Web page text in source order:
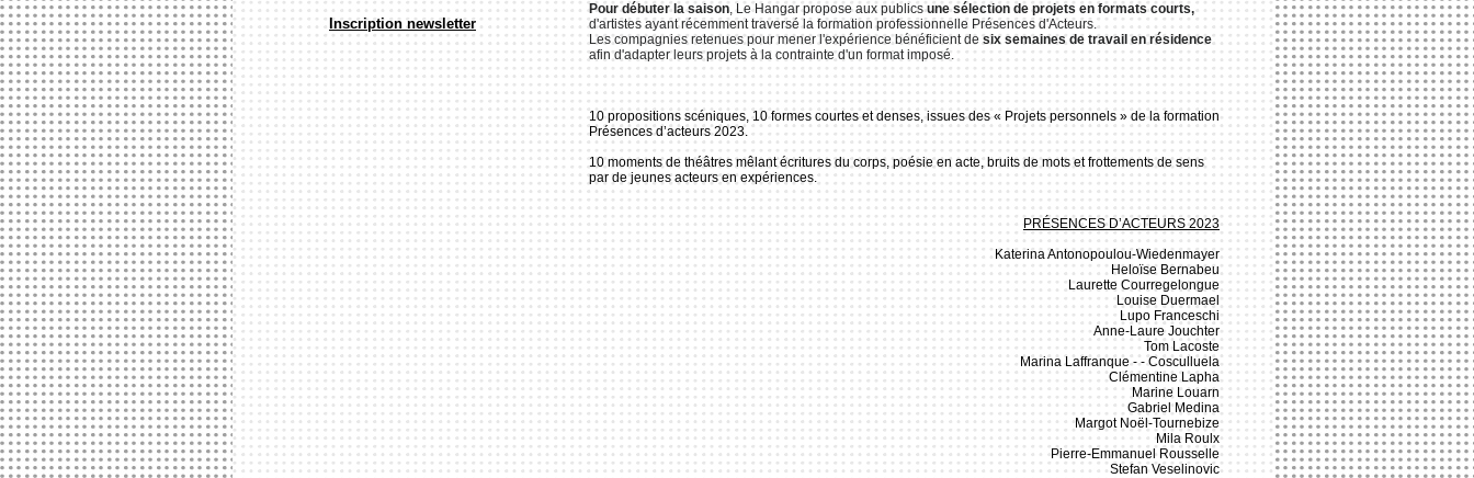
Inscription newsletter
Pour débuter la saison, Le Hangar propose aux publicsune sélection de projets en formats courts,
d'artistes ayant récemment traversé la formation professionnelle Présences d'Acteurs.
Les compagnies retenues pour mener l'expérience bénéficient desix semaines de travail en résidence
afin d'adapter leurs projets à la contrainte d'un format imposé.
10 propositions scéniques, 10 formes courtes et denses, issues des « Projets personnels » de la formation
Présences d’acteurs 2023.
10 moments de théâtres mêlant écritures du corps, poésie en acte, bruits de mots et frottements de sens
par de jeunes acteurs en expériences.
PRÉSENCES D’ACTEURS 2023
KaterinaAntonopoulou-Wiedenmayer
Heloïse Bernabeu
Laurette Courregelongue
Louise Duermael
Lupo Franceschi
Anne-Laure Jouchter
Tom Lacoste
Marina Laffranque - - Cosculluela
Clémentine Lapha
Marine Louarn
Gabriel Medina
Margot Noël-Tournebize
Mila Roulx
Pierre-Emmanuel Rousselle
Stefan Veselinovic